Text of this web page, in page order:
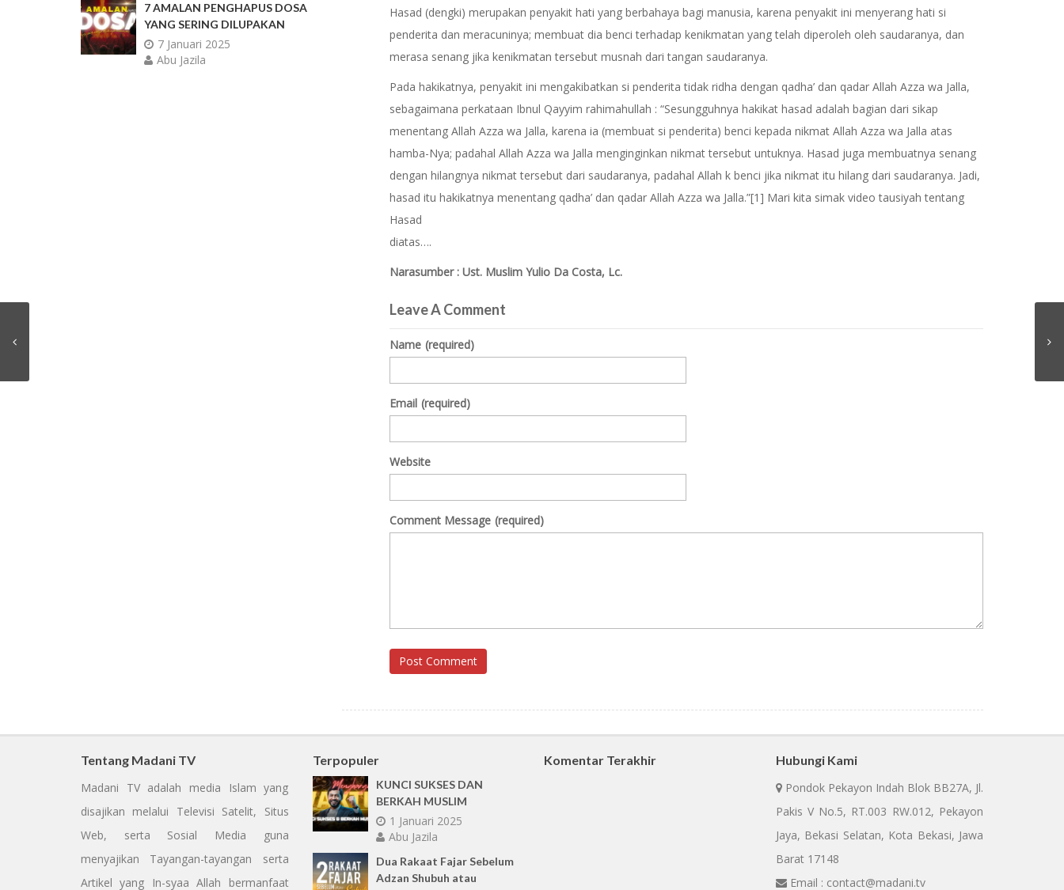
0%
Hasad (dengki) merupakan penyakit hati yang berbahaya bagi manusia, karena penyakit ini menyerang hati si
penderita dan meracuninya; membuat dia benci terhadap kenikmatan yang telah diperoleh oleh saudaranya, dan
merasa senang jika kenikmatan tersebut musnah dari tangan saudaranya.
Pada hakikatnya, penyakit ini mengakibatkan si penderita tidak ridha dengan qadha’ dan qadar Allah Azza wa Jalla,
sebagaimana perkataan Ibnul Qayyim rahimahullah : “Sesungguhnya hakikat hasad adalah bagian dari sikap
menentang Allah Azza wa Jalla, karena ia (membuat si penderita) benci kepada nikmat Allah Azza wa Jalla atas
hamba-Nya; padahal Allah Azza wa Jalla menginginkan nikmat tersebut untuknya. Hasad juga membuatnya senang
dengan hilangnya nikmat tersebut dari saudaranya, padahal Allah k benci jika nikmat itu hilang dari saudaranya. Jadi,
hasad itu hakikatnya menentang qadha’ dan qadar Allah Azza wa Jalla.”[1] Mari kita simak video tausiyah tentang
Hasad
diatas….
Narasumber : Ust. Muslim Yulio Da Costa, Lc.
Leave A Comment
Name (required)
Email (required)
Website
Comment Message (required)
Post Comment
7 AMALAN PENGHAPUS DOSA
YANG SERING DILUPAKAN
7 Januari 2025
Abu Jazila
Tentang Madani TV
Madani TV adalah media Islam yang
disajikan melalui Televisi Satelit, Situs
Web, serta Sosial Media guna
menyajikan Tayangan-tayangan serta
Artikel yang In-syaa Allah bermanfaat
Terpopuler
KUNCI SUKSES DAN
BERKAH MUSLIM
1 Januari 2025
Abu Jazila
Dua Rakaat Fajar Sebelum
Adzan Shubuh atau
Komentar Terakhir
Hubungi Kami
Pondok Pekayon Indah Blok BB27A, Jl.
Pakis V No.5, RT.003 RW.012, Pekayon
Jaya, Bekasi Selatan, Kota Bekasi, Jawa
Barat 17148
Email : contact@madani.tv